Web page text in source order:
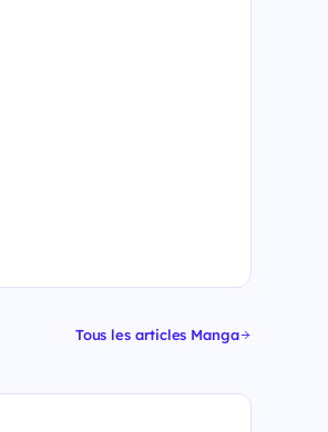
Tous les articles Manga